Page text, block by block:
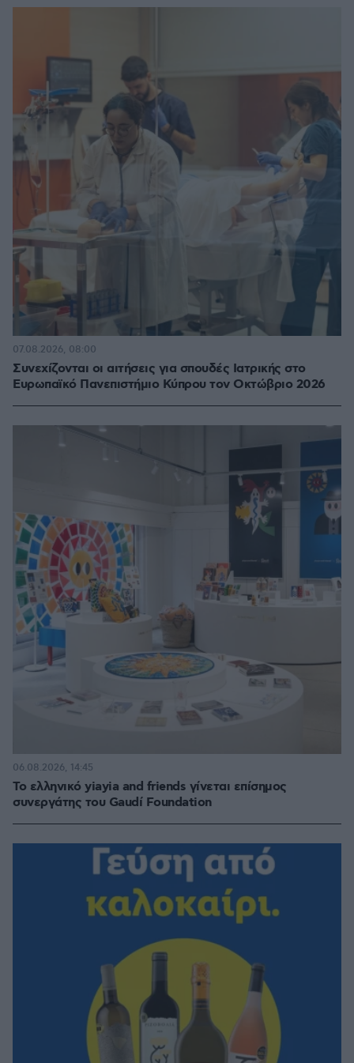
Συνεχίζονται οι αιτήσεις για σπουδές Ιατρικής στο
Ευρωπαϊκό Πανεπιστήμιο Κύπρου τον Οκτώβριο 2026
07.08.2026, 08:00
Το ελληνικό yiayia and friends γίνεται επίσημος
συνεργάτης του Gaudí Foundation
06.08.2026, 14:45